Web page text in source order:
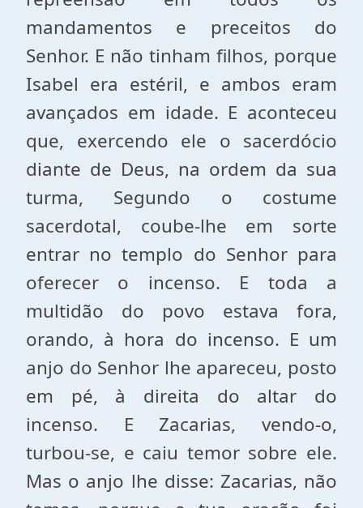
mandamentos e preceitos do
Senhor. E não tinham filhos, porque
Isabel era estéril, e ambos eram
avançados em idade. E aconteceu
que, exercendo ele o sacerdócio
diante de Deus, na ordem da sua
turma, Segundo o costume
sacerdotal, coube-lhe em sorte
entrar no templo do Senhor para
oferecer o incenso. E toda a
multidão do povo estava fora,
orando, à hora do incenso. E um
anjo do Senhor lhe apareceu, posto
em pé, à direita do altar do
incenso. E Zacarias, vendo-o,
turbou-se, e caiu temor sobre ele.
Mas o anjo lhe disse: Zacarias, não